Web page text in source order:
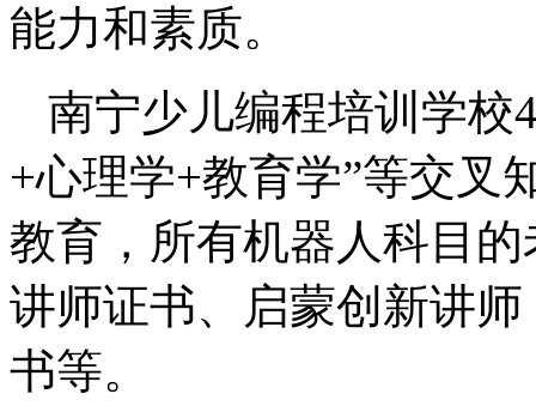
能力和素质。
南宁少儿编程培训学校
+心理学+教育学”等交叉
教育，所有机器人科目
讲师证书、启蒙创新讲
书等。